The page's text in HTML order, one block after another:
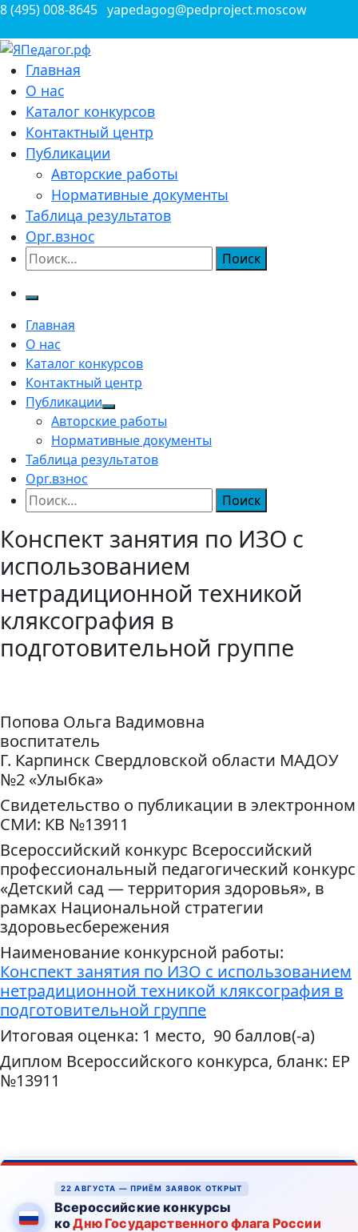
Перейти
содержимому
8 (495) 008-8645 yapedagog@pedproject.moscow
ЯПедагог.рф
Всероссийские конкурсы для педагогов
Главная
О нас
Каталог конкурсов
Контактный центр
Публикации
Авторские работы
Нормативные документы
Таблица результатов
Орг.взнос
Найти:
Главная
О нас
Каталог конкурсов
Контактный центр
Публикации
Авторские работы
Нормативные документы
Таблица результатов
Орг.взнос
Найти:
Конспект занятия по ИЗО с
использованием
нетрадиционной техникой
кляксография в
подготовительной группе
Попова Ольга Вадимовна
воспитатель
Г. Карпинск Свердловской области МАДОУ
№2 «Улыбка»
Свидетельство о публикации в электронном
СМИ: КВ №13911
Всероссийский конкурс Всероссийский
профессиональный педагогический конкурс
«Детский сад — территория здоровья», в
рамках Национальной стратегии
здоровьесбережения
Наименование конкурсной работы:
Конспект занятия по ИЗО с использованием
нетрадиционной техникой кляксография в
подготовительной группе
Итоговая оценка: 1 место, 90 баллов(-а)
Диплом Всероссийского конкурса, бланк: ЕР
№13911
22 АВГУСТА — ПРИЁМ ЗАЯВОК ОТКРЫТ
Всероссийские конкурсы
коДню Государственного флага России